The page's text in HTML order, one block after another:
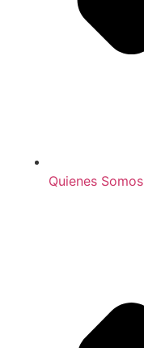
Quienes Somos